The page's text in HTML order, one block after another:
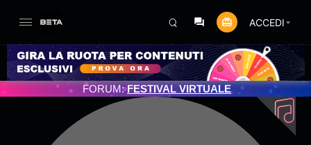
ACCEDI
FORUM:FESTIVAL VIRTUALE